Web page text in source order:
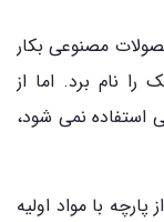
مصنوعی بکار
نام برد. اما از
استفاده نمی شود،
با مواد اولیه